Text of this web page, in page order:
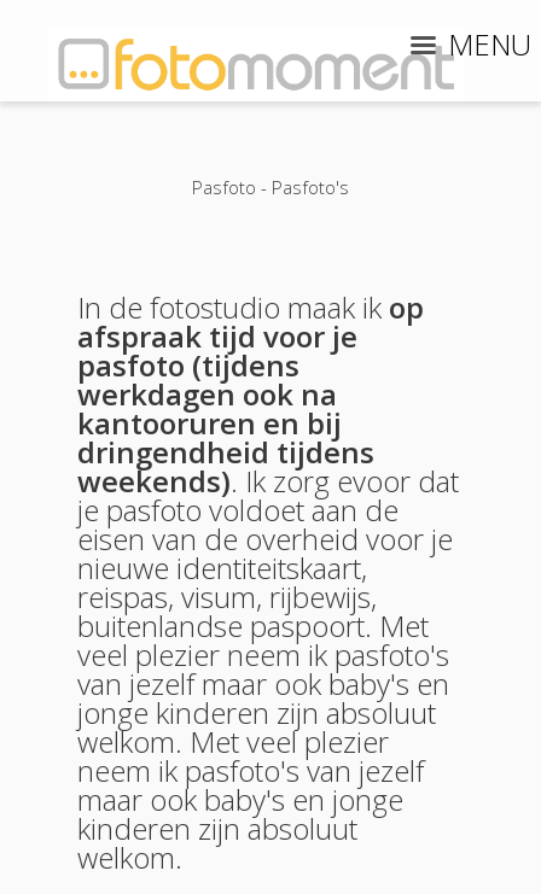
MENU
Pasfoto - Pasfoto's
In de fotostudio maak ik op
afspraak tijd voor je
pasfoto (tijdens
werkdagen ook na
kantooruren en bij
dringendheid tijdens
weekends). Ik zorg evoor dat
je pasfoto voldoet aan de
eisen van de overheid voor je
nieuwe identiteitskaart,
reispas, visum, rijbewijs,
buitenlandse paspoort. Met
veel plezier neem ik pasfoto's
van jezelf maar ook baby's en
jonge kinderen zijn absoluut
welkom. Met veel plezier
neem ik pasfoto's van jezelf
maar ook baby's en jonge
kinderen zijn absoluut
welkom.